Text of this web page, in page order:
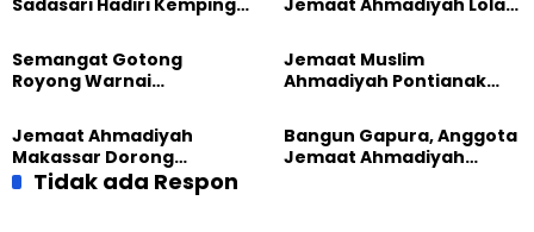
Sembako kepada Warga
Semangat Gotong
Royong Warnai
Masjid di Jemaat
Ahmadiyah Sukapura
Jemaat Muslim
Ahmadiyah Pontianak
Jemaat Ahmadiyah
Makassar Dorong
Kesadaran Lingkungan
Lewat Edukasi Ekoteologi
Bangun Gapura, Anggota
Jemaat Ahmadiyah
Tidak ada Respon